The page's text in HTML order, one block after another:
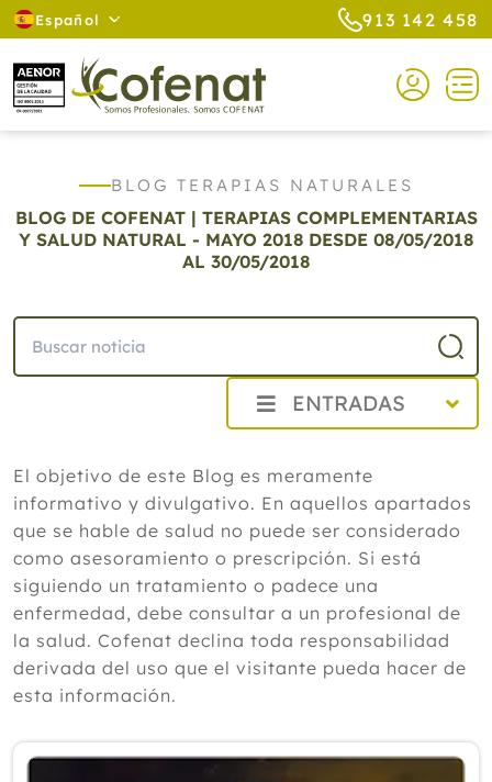
Español 913 142 458
BLOG TERAPIAS NATURALES
BLOG DE COFENAT | TERAPIAS COMPLEMENTARIAS
Y SALUD NATURAL - MAYO 2018 DESDE 08/05/2018
AL 30/05/2018
ENTRADAS
2025
2024
2023
2022
2021
2020
2018
El objetivo de este Blog es meramente
informativo y divulgativo. En aquellos apartados
que se hable de salud no puede ser considerado
como asesoramiento o prescripción. Si está
siguiendo un tratamiento o padece una
enfermedad, debe consultar a un profesional de
la salud. Cofenat declina toda responsabilidad
derivada del uso que el visitante pueda hacer de
esta información.